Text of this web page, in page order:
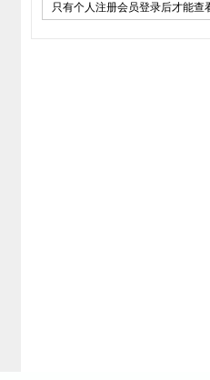
只有个人注册会员登录后才能查